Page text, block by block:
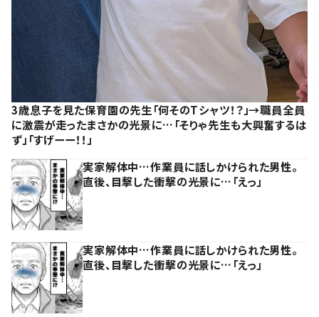
3歳息子を見た保育園の先生「何そのTシャツ！？」→職員全員
に激震が走ったまさかの光景に…「そりゃ先生も大興奮するは
ず」「すげーー！！」
実家解体中…作業員に話しかけられた男性。
直後、目撃した衝撃の光景に…「えっ」
実家解体中…作業員に話しかけられた男性。
直後、目撃した衝撃の光景に…「えっ」